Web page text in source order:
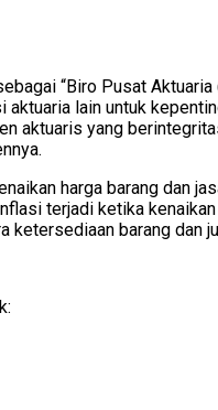
“Biro Pusat
lain untuk
aktuaris yang
harga barang dan
terjadi ketika
ketersediaan barang dan